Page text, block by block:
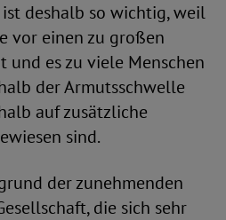
ist deshalb so wichtig, weil
vor einen zu großen
es zu viele Menschen
der Armutsschwelle
auf zusätzliche
sind.
der zunehmenden
die sich sehr